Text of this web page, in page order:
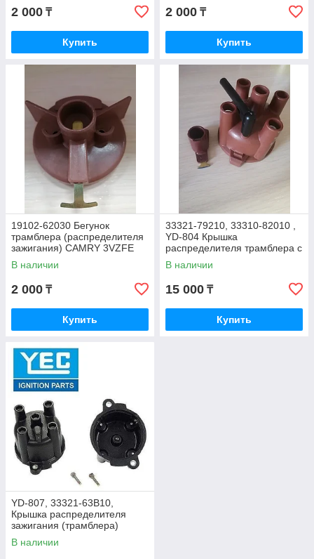
2 000 ₸
Купить
2 000 ₸
Купить
19102-62030 Бегунок
трамблера (распределителя
зажигания) CAMRY 3VZFE
1991-1996, КИТАЙ
В наличии
2 000 ₸
Купить
33321-79210, 33310-82010 ,
YD-804 Крышка
распределителя трамблера с
бегунком SUZUKI SWIFT
SAMURAI, YEC JAPAN
В наличии
15 000 ₸
Купить
YD-807, 33321-63B10,
Крышка распределителя
зажигания (трамблера)
SUZUKI ESCUDO
В наличии